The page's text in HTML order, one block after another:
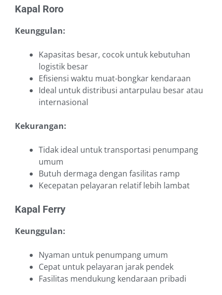
Kapal Roro
Keunggulan:
Kapasitas besar, cocok untuk kebutuhan
logistik besar
Efisiensi waktu muat-bongkar kendaraan
Ideal untuk distribusi antarpulau besar atau
internasional
Kekurangan:
Tidak ideal untuk transportasi penumpang
umum
Butuh dermaga dengan fasilitas ramp
Kecepatan pelayaran relatif lebih lambat
Kapal Ferry
Keunggulan:
Nyaman untuk penumpang umum
Cepat untuk pelayaran jarak pendek
Fasilitas mendukung kendaraan pribadi